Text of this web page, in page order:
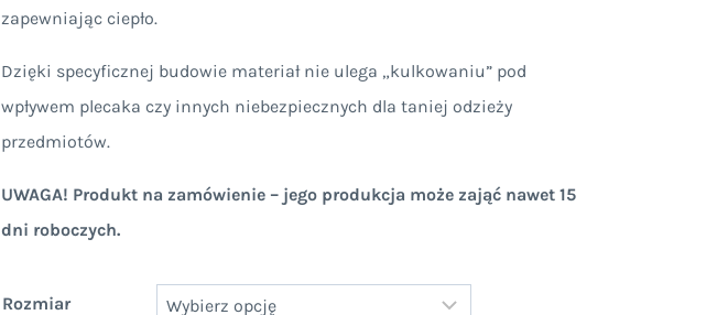
zapewniając ciepło.
Dzięki specyficznej budowie materiał nie ulega „kulkowaniu” pod
wpływem plecaka czy innych niebezpiecznych dla taniej odzieży
przedmiotów.
UWAGA! Produkt na zamówienie – jego produkcja może zająć nawet 15
dni roboczych.
Rozmiar